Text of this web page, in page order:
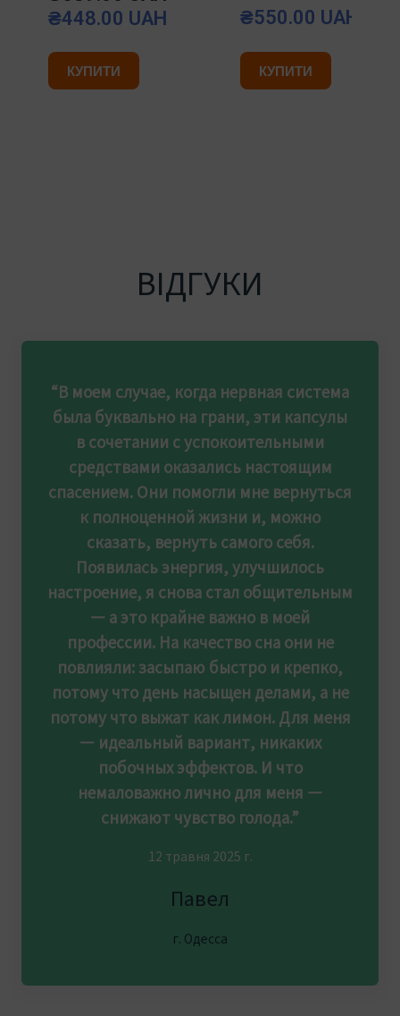
₴448.00 UAH
КУПИТИ
₴550.00 UAH
КУПИТИ
ВІДГУКИ
“В моем случае, когда нервная система
была буквально на грани, эти капсулы
в сочетании с успокоительными
средствами оказались настоящим
спасением. Они помогли мне вернуться
к полноценной жизни и, можно
сказать, вернуть самого себя.
Появилась энергия, улучшилось
настроение, я снова стал общительным
— а это крайне важно в моей
профессии. На качество сна они не
повлияли: засыпаю быстро и крепко,
потому что день насыщен делами, а не
потому что выжат как лимон. Для меня
— идеальный вариант, никаких
побочных эффектов. И что
немаловажно лично для меня —
снижают чувство голода.”
12 травня 2025 г.
Павел
г. Одесса